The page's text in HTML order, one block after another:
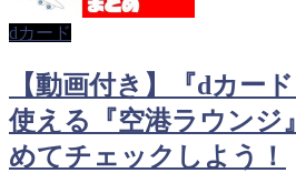
dカード
【動画付き】『dカー
使える『空港ラウンジ
めてチェックしよう！